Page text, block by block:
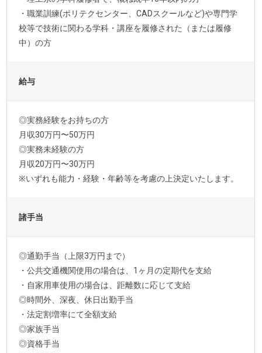
・職業訓練(ポリテクセンター、CADスクールなど)や専門学
校等で技術に関わる学科・講座を履修された（または履修
中）の方
給与
◎実務経験をお持ちの方
月収30万円〜50万円
◎実務未経験の方
月収20万円〜30万円
※いずれも能力・経験・年齢等を考慮の上決定いたします。
諸手当
◎通勤手当（上限3万円まで）
・公共交通機関使用の場合は、1ヶ月の定期代を支給
・自家用車使用の場合は、距離数に応じて支給
◎時間外、深夜、休日出勤手当
・法定割増率にて全額支給
◎家族手当
◎資格手当